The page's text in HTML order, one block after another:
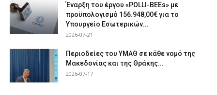
Έναρξη του έργου «POLLI-BEEs» με
προϋπολογισμό 156.948,00€ για το
Υπουργείο Εσωτερικών...
2026-07-21
Περιοδείες του ΥΜΑΘ σε κάθε νομό της
Μακεδονίας και της Θράκης...
2026-07-17